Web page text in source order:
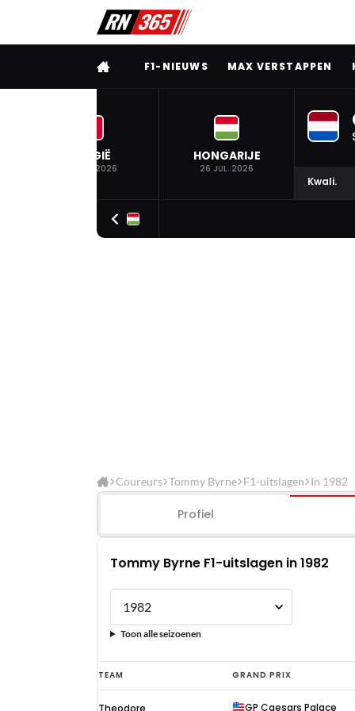
VOLLEDIG MENU
F1-NIEUWS MAX VERSTAPPEN
BELGIË
19 JUL. 2026
HONGARIJE
26 JUL. 2026
Kwali.
Coureurs Tommy Byrne F1-uitslagen In 1982
Profiel
Tommy Byrne F1-uitslagen in 1982
Toon alle seizoenen
Tommy
Byrne
TEAM GRAND PRIX
Theodore GP Caesars Palace